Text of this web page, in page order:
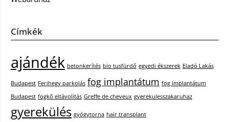
Címkék
ajándék betonkerítés bio tusfürdő egyedi ékszerek Eladó Lakás
Budapest Ferihegy parkolás fog implantátum fog implantátum
Budapest fogkő eltávolítás Greffe de cheveux gyerekulesszakaruhaz
gyerekülés gyógytorna hair transplant